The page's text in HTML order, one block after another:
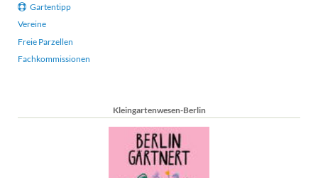
Gartentipp
Vereine
Freie Parzellen
Fachkommissionen
Kleingartenwesen-Berlin